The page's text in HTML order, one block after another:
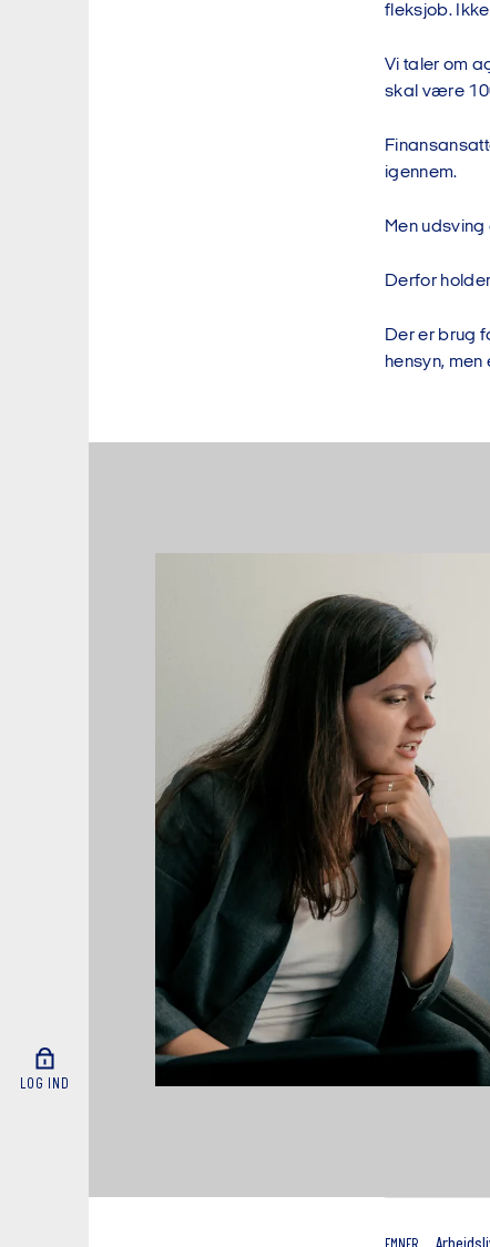
LOG IND
fleksjob.
Vi taler om
skal være
igennem.
Men
Derfor
Der er brug
hensyn,